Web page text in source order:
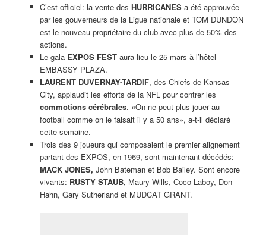
C’est officiel: la vente des HURRICANESa été approuvée
par les gouverneurs de la Ligue nationale et TOM DUNDON
est le nouveau propriétaire du club avec plus de 50% des
actions.
Le gala EXPOS FESTaura lieu le 25 mars à l’hôtel
EMBASSY PLAZA.
LAURENT DUVERNAY-TARDIF, des Chiefs de Kansas
City, applaudit les efforts de la NFL pour contrer les
commotions cérébrales. «On ne peut plus jouer au
football comme on le faisait il y a 50 ans», a-t-il déclaré
cette semaine.
Trois des 9 joueurs qui composaient le premier alignement
partant des EXPOS, en 1969, sont maintenant décédés:
MACK JONES, John Bateman et Bob Bailey. Sont encore
vivants: RUSTY STAUB, Maury Wills, Coco Laboy, Don
Hahn, Gary Sutherland et MUDCAT GRANT.